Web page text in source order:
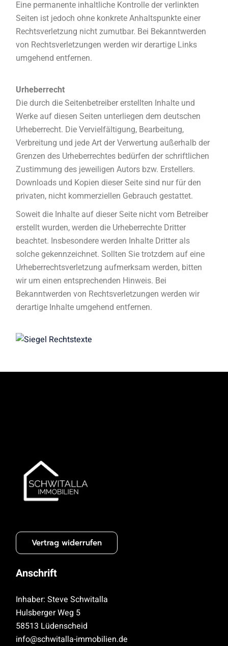
Eine permanente inhaltliche Kontrolle der verlinkten
Seiten ist jedoch ohne konkrete Anhaltspunkte einer
Rechtsverletzung nicht zumutbar. Bei Bekanntwerden
von Rechtsverletzungen werden wir derartige Links
umgehend entfernen.
Urheberrecht
Die durch die Seitenbetreiber erstellten Inhalte und
Werke auf diesen Seiten unterliegen dem deutschen
Urheberrecht. Die Vervielfältigung, Bearbeitung,
Verbreitung und jede Art der Verwertung außerhalb der
Grenzen des Urheberrechtes bedürfen der schriftlichen
Zustimmung des jeweiligen Autors bzw. Erstellers.
Downloads und Kopien dieser Seite sind nur für den
privaten, nicht kommerziellen Gebrauch gestattet.
Soweit die Inhalte auf dieser Seite nicht vom Betreiber
erstellt wurden, werden die Urheberrechte Dritter
beachtet. Insbesondere werden Inhalte Dritter als
solche gekennzeichnet. Sollten Sie trotzdem auf eine
Urheberrechtsverletzung aufmerksam werden, bitten
wir um einen entsprechenden Hinweis. Bei
Bekanntwerden von Rechtsverletzungen werden wir
derartige Inhalte umgehend entfernen.
Vertrag widerrufen
Anschrift
Inhaber: Steve Schwitalla
Hulsberger Weg 5
58513 Lüdenscheid
info@schwitalla-immobilien.de